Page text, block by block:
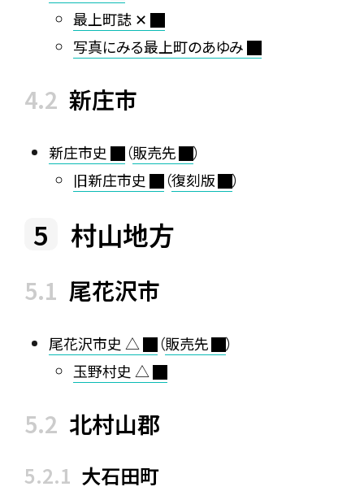
最上町誌 ✕
写真にみる最上町のあゆみ
新庄市
新庄市史 （販売先
）
旧新庄市史
（復刻版 ）
村山地方
尾花沢市
尾花沢市史 △ （販売先
）
玉野村史 △
北村山郡
大石田町